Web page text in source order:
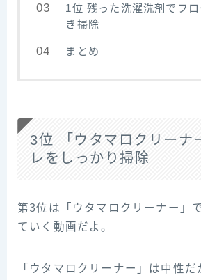
1位 残った洗濯洗剤でフ
き掃除
まとめ
3位 「ウタマロクリーナ
レをしっかり掃除
第3位は「ウタマロクリーナー」
ていく動画だよ。
「ウタマロクリーナー」は中性